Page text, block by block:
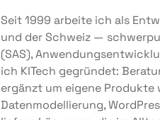
Seit 1999 arbeite ich als
und der Schweiz —
(SAS),
ich KITech gegründet:
ergänzt um eigene Produkte
Datenmodellierung,